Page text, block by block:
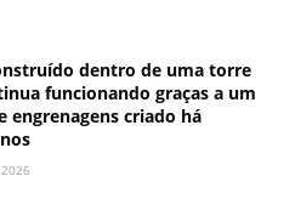
dentro de uma torre
funcionando graças a um
engrenagens criado há